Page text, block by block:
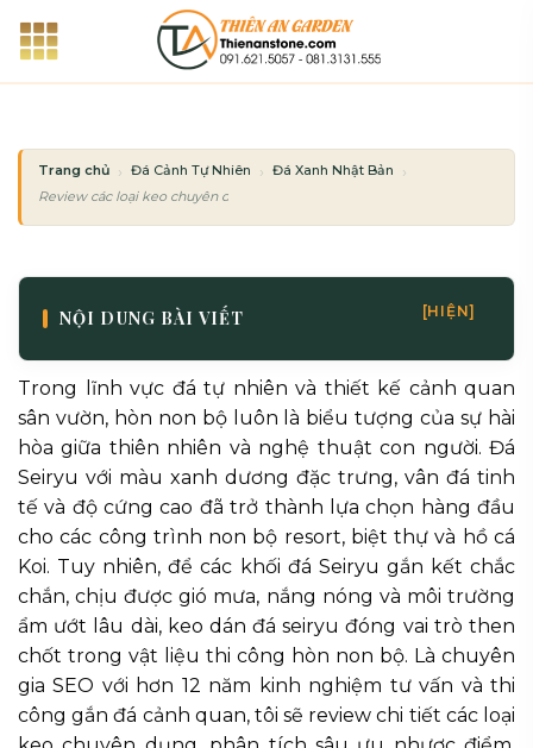
qua
Trang chủ Đá Cảnh Tự Nhiên
Đá Xanh Nhật Bản
Review các loại keo chuyên dụng để gắn đá Seiryu làm hòn non bộ
NỘI DUNG BÀI VIẾT [HIỆN]
Trong lĩnh vực đá tự nhiên và thiết kế cảnh quan
sân vườn, hòn non bộ luôn là biểu tượng của sự hài
hòa giữa thiên nhiên và nghệ thuật con người. Đá
Seiryu với màu xanh dương đặc trưng, vân đá tinh
tế và độ cứng cao đã trở thành lựa chọn hàng đầu
cho các công trình non bộ resort, biệt thự và hồ cá
Koi. Tuy nhiên, để các khối đá Seiryu gắn kết chắc
chắn, chịu được gió mưa, nắng nóng và môi trường
ẩm ướt lâu dài, keo dán đá seiryu đóng vai trò then
chốt trong vật liệu thi công hòn non bộ. Là chuyên
gia SEO với hơn 12 năm kinh nghiệm tư vấn và thi
công gắn đá cảnh quan, tôi sẽ review chi tiết các loại